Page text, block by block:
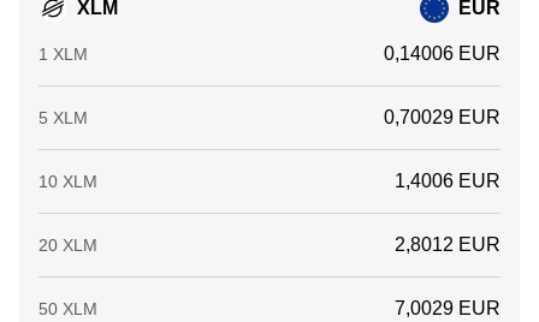
XLM EUR
1 XLM 0,14006 EUR
5 XLM 0,70029 EUR
10 XLM 1,4006 EUR
20 XLM 2,8012 EUR
50 XLM 7,0029 EUR